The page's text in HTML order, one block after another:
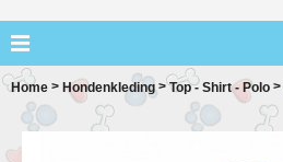
Home > Hondenkleding >Top - Shirt - Polo >